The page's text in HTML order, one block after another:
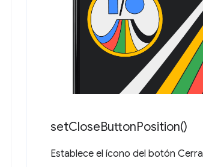
setCloseButtonPosition()
Establece el ícono del botón